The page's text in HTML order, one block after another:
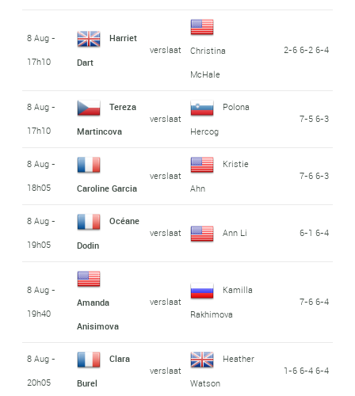
8 Aug -
17h10
Harriet
Dart
verslaat
Christina
McHale
2-6 6-2 6-4
8 Aug -
17h10
Tereza
Martincova
verslaat
Polona
Hercog
7-5 6-3
8 Aug -
18h05
Caroline Garcia
verslaat
Kristie
Ahn
7-6 6-3
8 Aug -
19h05
Océane
Dodin
verslaat Ann Li 6-1 6-4
8 Aug -
19h40
Amanda
Anisimova
verslaat
Kamilla
Rakhimova
7-6 6-4
8 Aug -
20h05
Clara
Burel
verslaat
Heather
Watson
1-6 6-4 6-4